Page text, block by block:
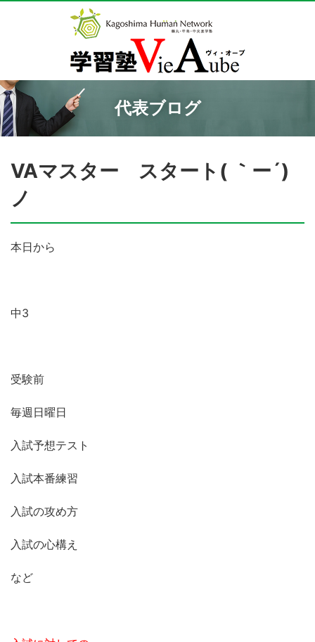
代表ブログ
VAマスター スタート( ｀ー´)
ノ
本日から
中3
受験前
毎週日曜日
入試予想テスト
入試本番練習
入試の攻め方
入試の心構え
など